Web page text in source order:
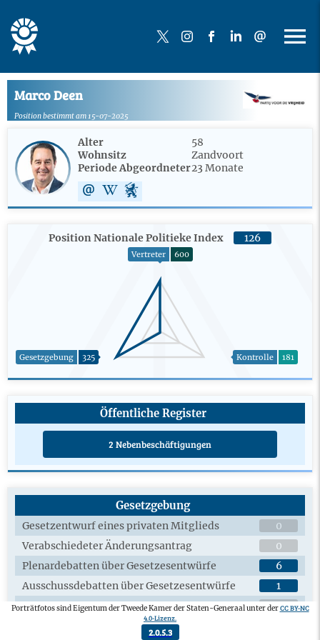
Marco Deen
Position bestimmt am 15-07-2025
Alter
58
Wohnsitz
Zandvoort
Periode Abgeordneter23 Monate
Position Nationale Politieke Index 126
Gesetzgebung 325
Vertreter 600
Kontrolle 181
Öffentliche Register
2 Nebenbeschäftigungen
Gesetzgebung
Gesetzentwurf eines privaten Mitglieds
0
Verabschiedeter Änderungsantrag
0
Plenardebatten über Gesetzesentwürfe
6
Ausschussdebatten über Gesetzesentwürfe
1
Angenommener Gesetzesentwurf von
0
Porträtfotos sind Eigentum der Tweede Kamer der Staten-Generaal unter derCC BY-NC
4.0-Lizenz.
2.0.5.3